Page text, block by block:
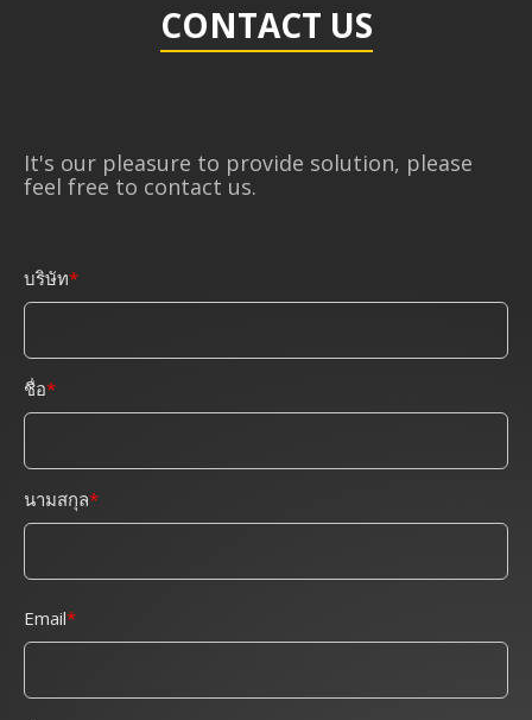
CONTACT US
It's our pleasure to provide solution, please
feel free to contact us.
บริษัท
ชื่อ
นามสกุล
Email